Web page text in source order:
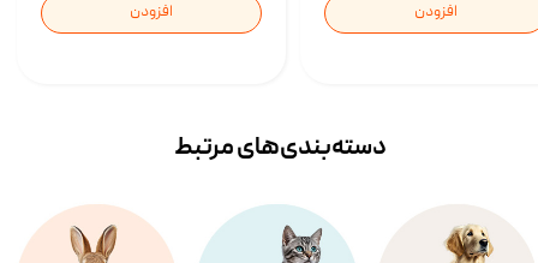
افزودن افزودن
دسته‌بندی‌‌های مرتبط